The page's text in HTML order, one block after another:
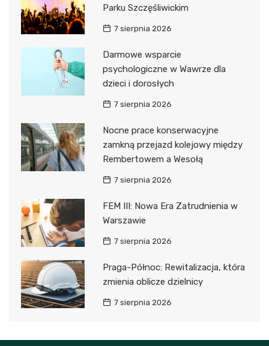
Parku Szczęśliwickim
7 sierpnia 2026
Darmowe wsparcie
psychologiczne w Wawrze dla
dzieci i dorosłych
7 sierpnia 2026
Nocne prace konserwacyjne
zamkną przejazd kolejowy między
Rembertowem a Wesołą
7 sierpnia 2026
FEM III: Nowa Era Zatrudnienia w
Warszawie
7 sierpnia 2026
Praga-Północ: Rewitalizacja, która
zmienia oblicze dzielnicy
7 sierpnia 2026